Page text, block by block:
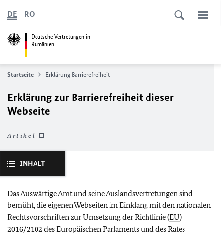
Deutsche Vertretungen in
Rumänien
DE RO
Startseite Erklärung Barrierefreiheit
Erklärung zur Barrierefreiheit dieser
Webseite
Artikel
INHALT
Das Auswärtige Amt und seine Auslandsvertretungen sind
bemüht, die eigenen Webseiten im Einklang mit den nationalen
Rechtsvorschriften zur Umsetzung der Richtlinie (EU)
2016/2102 des Europäischen Parlaments und des Rates